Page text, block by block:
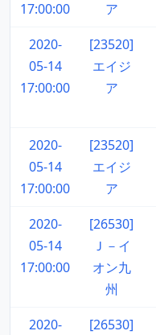
17:00:00
ア
2020-
05-14
17:00:00
[23520]
エイジ
ア
2020-
05-14
17:00:00
[23520]
エイジ
ア
2020-
05-14
17:00:00
[26530]
Ｊ－イ
オン九
州
2020-
[26530]